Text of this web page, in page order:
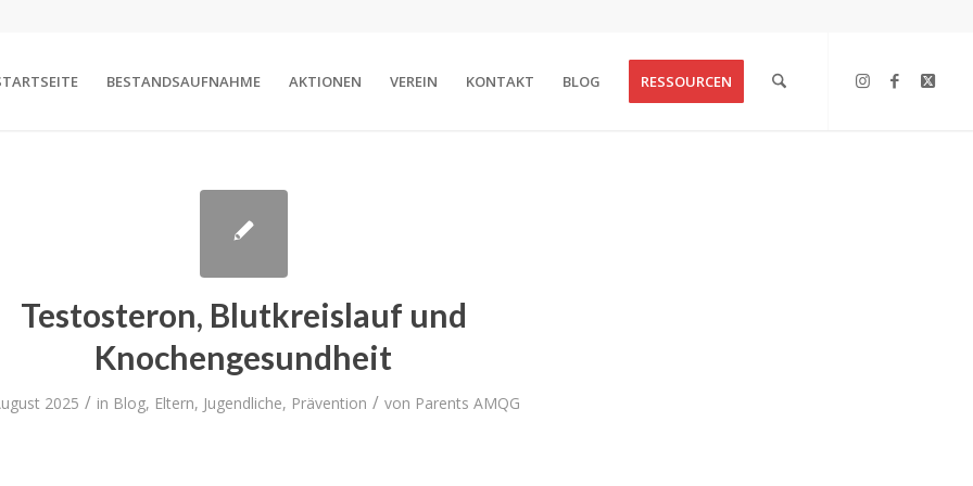
BESTANDSAUFNAHME AKTIONEN VEREIN KONTAKT BLOG RESSOURCEN
Testosteron, Blutkreislauf und
Knochengesundheit
2025 / in Blog, Eltern, Jugendliche, Prävention / von Parents AMQG